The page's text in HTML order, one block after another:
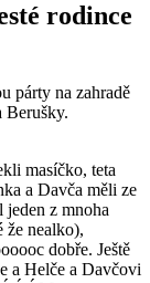
rodince
párty na zahradě
Berušky.
masíčko, teta
a Davča měli ze
jeden z mnoha
že nealko),
dobře. Ještě
a Helče a Davčovi